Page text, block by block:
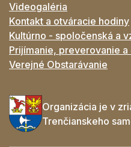
Videogaléria
Kontakt a otváracie hodiny
Kultúrno - spoločenská a
Prijímanie, preverovanie
Verejné Obstarávanie
Organizácia je v
Trenčianskeho